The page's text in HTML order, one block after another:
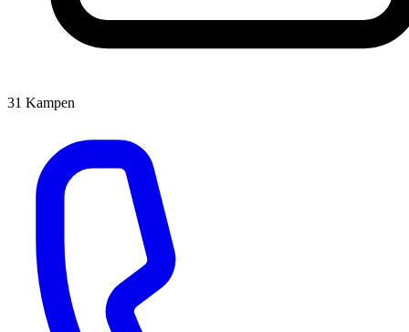
31 Kampen